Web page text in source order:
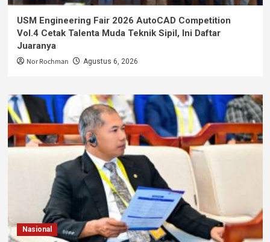
USM Engineering Fair 2026 AutoCAD Competition
Vol.4 Cetak Talenta Muda Teknik Sipil, Ini Daftar
Juaranya
Nor Rochman Agustus 6, 2026
Nasional